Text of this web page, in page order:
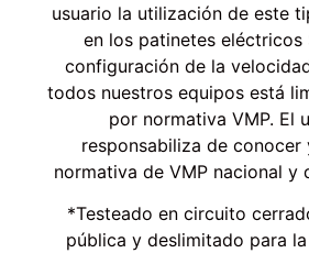
usuario la utilización de este
en los patinetes eléctricos
configuración de la
todos nuestros equipos está
por normativa VMP. El
responsabiliza de conocer
normativa de VMP nacional y
*Testeado en circuito
pública y deslimitado para